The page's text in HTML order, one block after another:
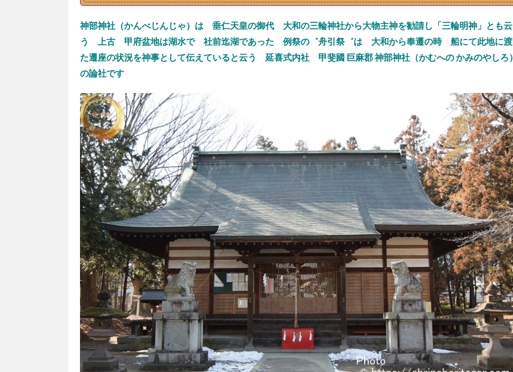
神部神社（かんべじんじゃ） は 垂仁天皇の御代 大和の三輪神社から大物主神を勧請し 「三輪明神」と も云
う 上古 甲府盆地は湖水で 社前迄湖であった 例祭の゛舟引祭 ゛は 大和から奉遷の時 船にて此地に渡
た遷座の状況を神事として伝えていると云う 延喜式内社 甲斐國 巨麻郡 神部神社（かむへの かみのやしろ）
の論社です